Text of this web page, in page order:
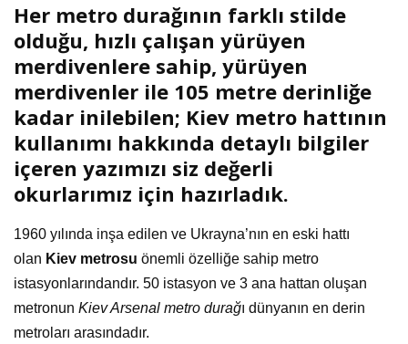
Her metro durağının farklı stilde
olduğu, hızlı çalışan yürüyen
merdivenlere sahip, yürüyen
merdivenler ile 105 metre derinliğe
kadar inilebilen; Kiev metro hattının
kullanımı hakkında detaylı bilgiler
içeren yazımızı siz değerli
okurlarımız için hazırladık.
1960 yılında inşa edilen ve Ukrayna’nın en eski hattı
olan Kiev metrosu önemli özelliğe sahip metro
istasyonlarındandır. 50 istasyon ve 3 ana hattan oluşan
metronun Kiev Arsenal metro durağı dünyanın en derin
metroları arasındadır.